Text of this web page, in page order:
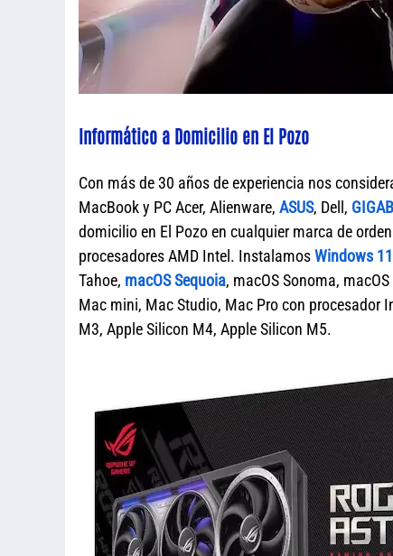
Informático a Domicilio en El Pozo
Con más de 30 años de experiencia nos
MacBook y PC Acer, Alienware, ASUS, Dell,
domicilio en El Pozo en cualquier marca de
procesadores AMD Intel. InstalamosWindows
Tahoe, macOS Sequoia, macOS Sonoma,
Mac mini, Mac Studio, Mac Pro con procesador
M3, Apple Silicon M4, Apple Silicon M5.